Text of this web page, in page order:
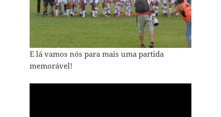
E lá vamos nós para mais uma partida
memorável!